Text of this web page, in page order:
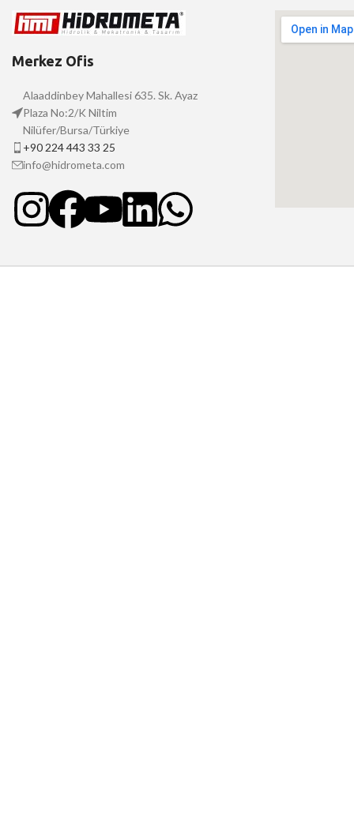
Merkez Ofis
Alaaddinbey Mahallesi 635. Sk. Ayaz
Plaza No:2/K Niltim
Nilüfer/Bursa/Türkiye
+90 224 443 33 25
info@hidrometa.com